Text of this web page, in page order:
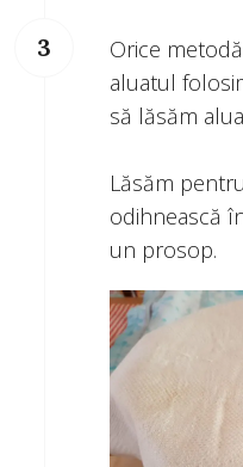
Orice
aluatul
să lăsăm
Lăsăm
odihnească
un prosop.